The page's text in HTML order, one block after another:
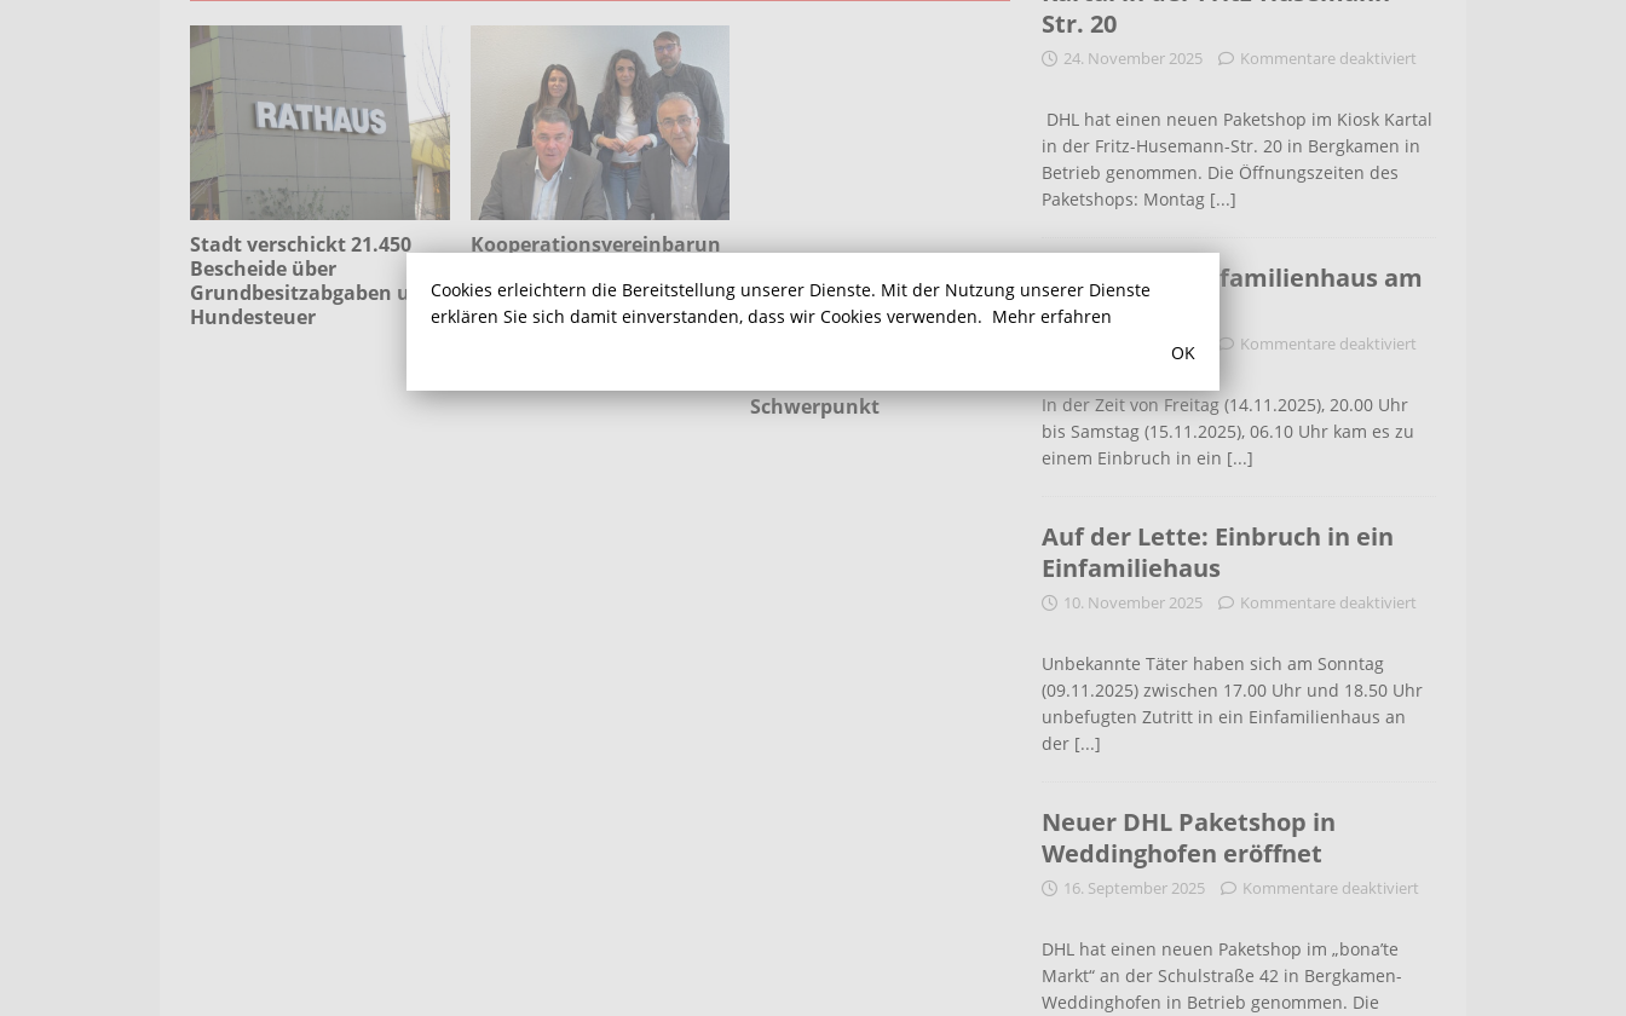
Stadt verschickt 21.450
Bescheide über
Grundbesitzabgaben und
Hundesteuer
Kooperationsvereinbarun
Partnerschaft für
Demokratie
Anträge von Bündnis 90 /
Schwerpunkt
Str. 20
24. November 2025 Kommentare deaktiviert
DHL hat einen neuen Paketshop im Kiosk Kartal
in der Fritz-Husemann-Str. 20 in Bergkamen in
Betrieb genommen. Die Öffnungszeiten des
Paketshops: Montag [...]
Einbruch in Einfamilienhaus am
Haldenweg
16. November 2025 Kommentare deaktiviert
In der Zeit von Freitag (14.11.2025), 20.00 Uhr
bis Samstag (15.11.2025), 06.10 Uhr kam es zu
einem Einbruch in ein [...]
Auf der Lette: Einbruch in ein
Einfamiliehaus
10. November 2025 Kommentare deaktiviert
Unbekannte Täter haben sich am Sonntag
(09.11.2025) zwischen 17.00 Uhr und 18.50 Uhr
unbefugten Zutritt in ein Einfamilienhaus an
der [...]
Neuer DHL Paketshop in
Weddinghofen eröffnet
16. September 2025 Kommentare deaktiviert
DHL hat einen neuen Paketshop im „bona’te
Markt“ an der Schulstraße 42 in Bergkamen-
Weddinghofen in Betrieb genommen. Die
Cookies erleichtern die Bereitstellung unserer Dienste. Mit der Nutzung unserer Dienste
erklären Sie sich damit einverstanden, dass wir Cookies verwenden. Mehr erfahren
OK